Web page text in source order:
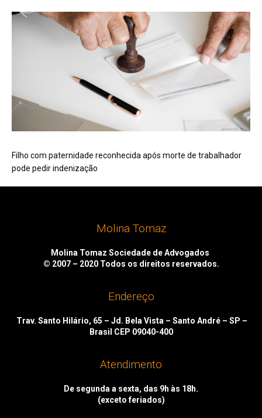
Filho com paternidade reconhecida após morte de trabalhador
pode pedir indenização
Molina Tomaz
Molina Tomaz Sociedade de Advogados
© 2007 – 2020 Todos os direitos reservados.
Endereço
Trav. Santo Hilário, 65 – Jd. Bela Vista – Santo André – SP –
Brasil CEP 09040-400
Atendimento
De segunda a sexta, das 9h às 18h.
(exceto feriados)